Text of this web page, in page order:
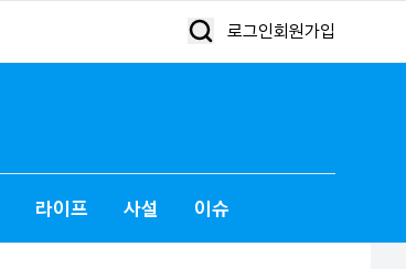
로그인회원가입
라이프 사설 이슈